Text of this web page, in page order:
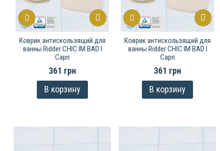
Коврик антискользящий для
ванны Ridder CHIC IM BAD I
Capri
361 грн
В корзину
Коврик антискользящий для
ванны Ridder CHIC IM BAD I
Capri
361 грн
В корзину